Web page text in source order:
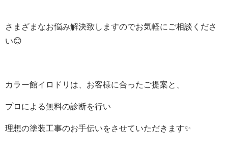
さまざまなお悩み解決致しますのでお気軽にご相談くださ
い😊
カラー館イロドリ は、 お客様に合ったご提案と、
プロによる無料の診断を行い
理想の塗装工事のお手伝いをさせていただきます✨